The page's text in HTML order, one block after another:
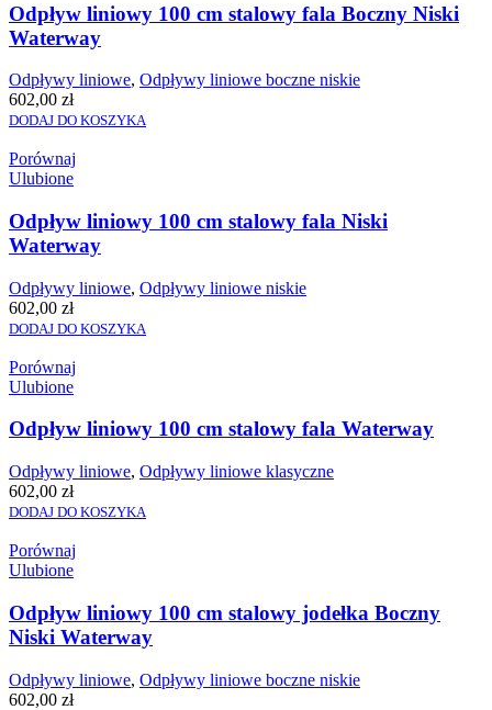
Odpływ liniowy 100 cm stalowy fala Boczny Niski
Waterway
Odpływy liniowe, Odpływy liniowe boczne niskie
602,00 zł
DODAJ DO KOSZYKA
Porównaj
Ulubione
Odpływ liniowy 100 cm stalowy fala Niski
Waterway
Odpływy liniowe, Odpływy liniowe niskie
602,00 zł
DODAJ DO KOSZYKA
Porównaj
Ulubione
Odpływ liniowy 100 cm stalowy fala Waterway
Odpływy liniowe, Odpływy liniowe klasyczne
602,00 zł
DODAJ DO KOSZYKA
Porównaj
Ulubione
Odpływ liniowy 100 cm stalowy jodełka Boczny
Niski Waterway
Odpływy liniowe, Odpływy liniowe boczne niskie
602,00 zł